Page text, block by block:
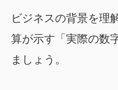
ビジネスの背景を理
算が示す「実際の数
ましょう。